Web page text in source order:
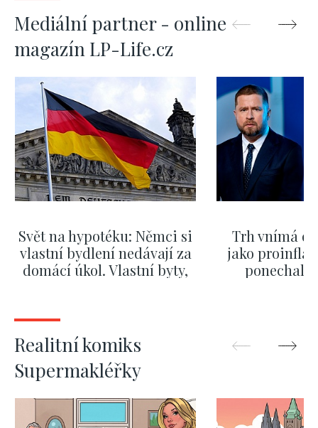
Mediální partner - online
magazín LP-Life.cz
Svět na hypotéku: Němci si
vlastní bydlení nedávají za
domácí úkol. Vlastní byty,
Trh vnímá
jako
ponechali
Realitní komiks
Supermakléřky